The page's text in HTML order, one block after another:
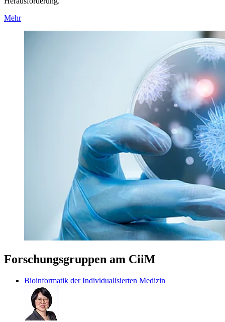
Mehr
Forschungsgruppen am CiiM
Bioinformatik der Individualisierten Medizin